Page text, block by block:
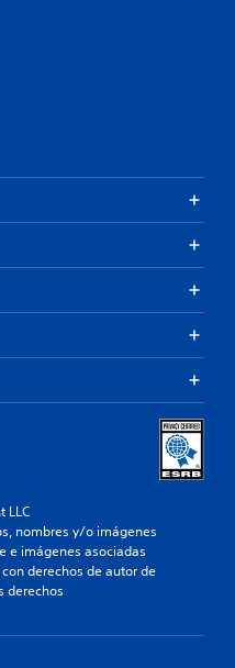
LLC
nombres y/o imágenes
e imágenes asociadas
derechos de autor de
derechos